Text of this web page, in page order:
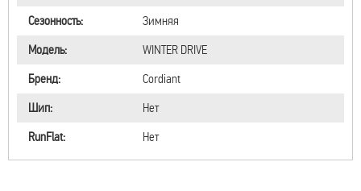
Сезонность:
Зимняя
Модель:
WINTER DRIVE
Бренд:
Cordiant
Шип:
Нет
RunFlat:
Нет